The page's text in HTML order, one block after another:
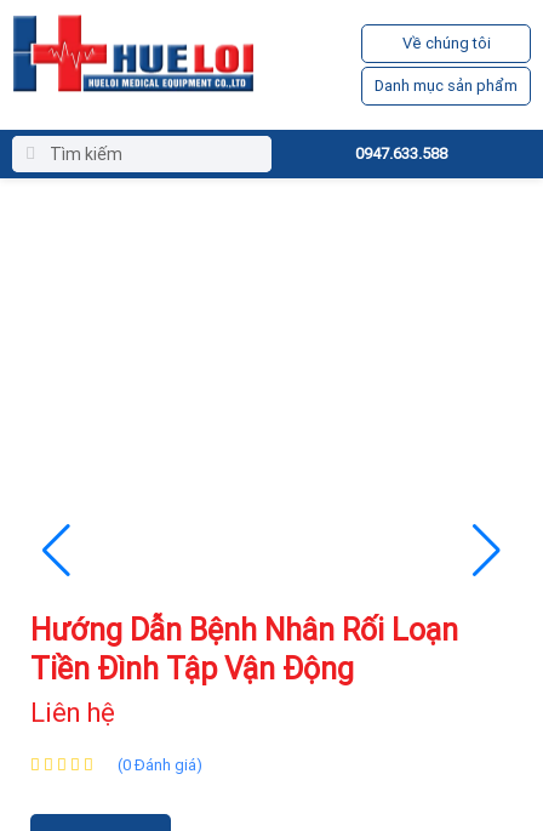
Về chúng tôi
Danh mục sản phẩm
0947.633.588
Hướng Dẫn Bệnh Nhân Rối Loạn
Tiền Đình Tập Vận Động
Liên hệ
(0 Đánh giá)